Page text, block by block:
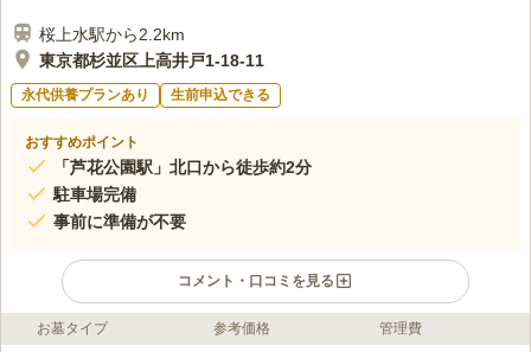
桜上水駅から2.2km
東京都杉並区上高井戸1-18-11
永代供養プランあり 生前申込できる
おすすめポイント
「芦花公園駅」北口から徒歩約2分
駐車場完備
事前に準備が不要
コメント・口コミを見る
ライフドット編集部のコメント
お墓タイプ 参考価格 管理費